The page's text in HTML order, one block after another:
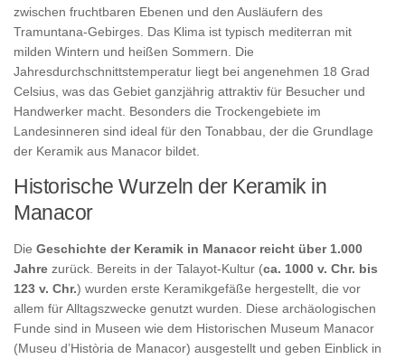
zwischen fruchtbaren Ebenen und den Ausläufern des
Tramuntana-Gebirges. Das Klima ist typisch mediterran mit
milden Wintern und heißen Sommern. Die
Jahresdurchschnittstemperatur liegt bei angenehmen 18 Grad
Celsius, was das Gebiet ganzjährig attraktiv für Besucher und
Handwerker macht. Besonders die Trockengebiete im
Landesinneren sind ideal für den Tonabbau, der die Grundlage
der Keramik aus Manacor bildet.
Historische Wurzeln der Keramik in
Manacor
Die Geschichte der Keramik in Manacor reicht über 1.000
Jahre zurück. Bereits in der Talayot-Kultur (ca. 1000 v. Chr. bis
123 v. Chr.) wurden erste Keramikgefäße hergestellt, die vor
allem für Alltagszwecke genutzt wurden. Diese archäologischen
Funde sind in Museen wie dem Historischen Museum Manacor
(Museu d’Història de Manacor) ausgestellt und geben Einblick in